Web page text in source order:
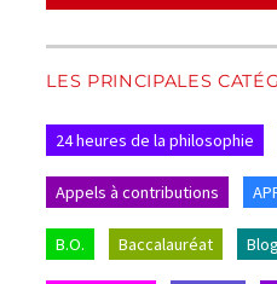
LES PRINCIPALES
24 heures de la philosophie
Appels à contributions
B.O. Baccalauréat